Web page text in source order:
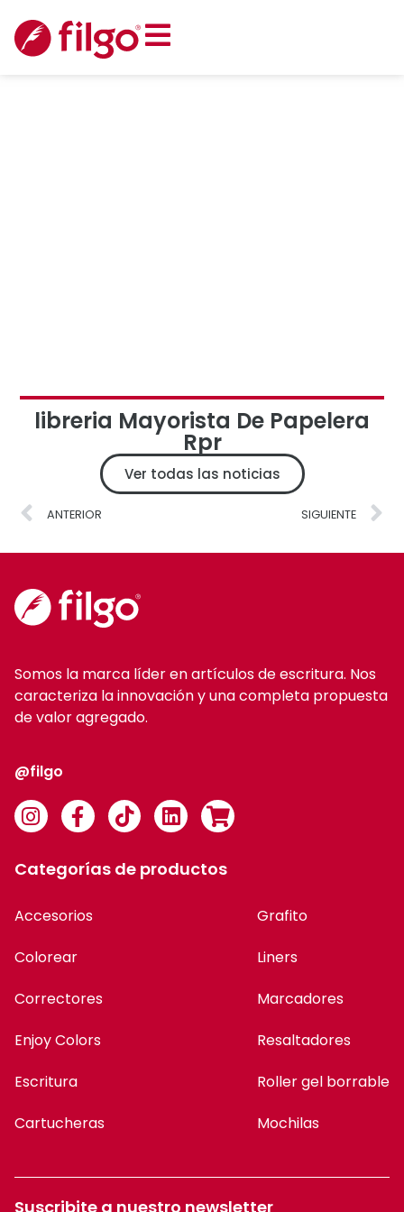
libreria Mayorista De Papelera
Rpr
Ver todas las noticias
ANTERIOR SIGUIENTE
Somos la marca líder en artículos de escritura. Nos
caracteriza la innovación y una completa propuesta
de valor agregado.
@filgo
Categorías de productos
Accesorios
Colorear
Correctores
Enjoy Colors
Escritura
Cartucheras
Grafito
Liners
Marcadores
Resaltadores
Roller gel borrable
Mochilas
Suscribite a nuestro newsletter